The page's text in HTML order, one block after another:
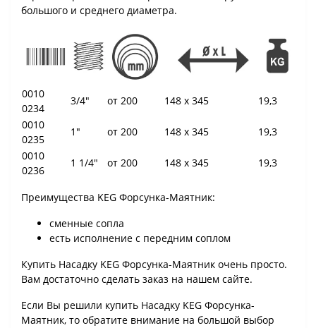
большого и среднего диаметра.
0010
0234
3/4" от 200 148 x 345
19,3
0010
0235
1" от 200 148 x 345
19,3
0010
0236
1 1/4" от 200 148 x 345 19,3
Преимущества KEG Форсунка-Маятник:
сменные сопла
есть исполнение с передним соплом
Купить Насадку KEG Форсунка-Маятник очень просто.
Вам достаточно сделать заказ на нашем сайте.
Если Вы решили купить Насадку KEG Форсунка-
Маятник, то обратите внимание на большой выбор